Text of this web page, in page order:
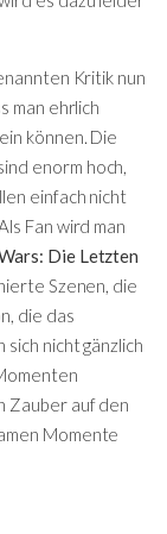
Kritik nun
man ehrlich
können. Die
enorm hoch,
einfach nicht
Fan wird man
Die Letzten
Szenen, die
die das
nicht gänzlich
Zauber auf den
Momente